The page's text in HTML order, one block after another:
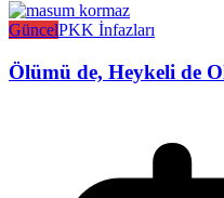
GüncelPKK İnfazları
Ölümü de, Heykeli de